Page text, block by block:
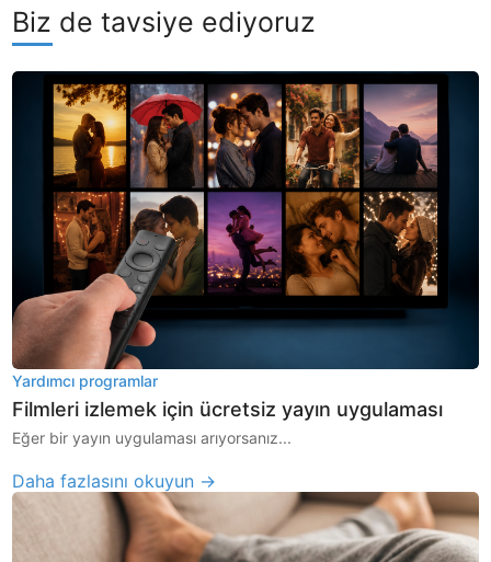
Biz de tavsiye ediyoruz
Yardımcı programlar
Filmleri izlemek için ücretsiz yayın uygulaması
Eğer bir yayın uygulaması arıyorsanız...
Daha fazlasını okuyun →